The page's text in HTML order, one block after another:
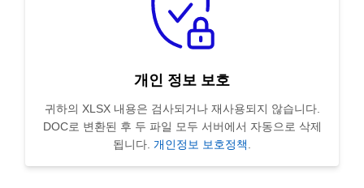
개인 정보 보호
귀하의 XLSX 내용은 검사되거나 재사용되지 않습니다.
DOC로 변환된 후 두 파일 모두 서버에서 자동으로 삭제
됩니다. 개인정보 보호정책.